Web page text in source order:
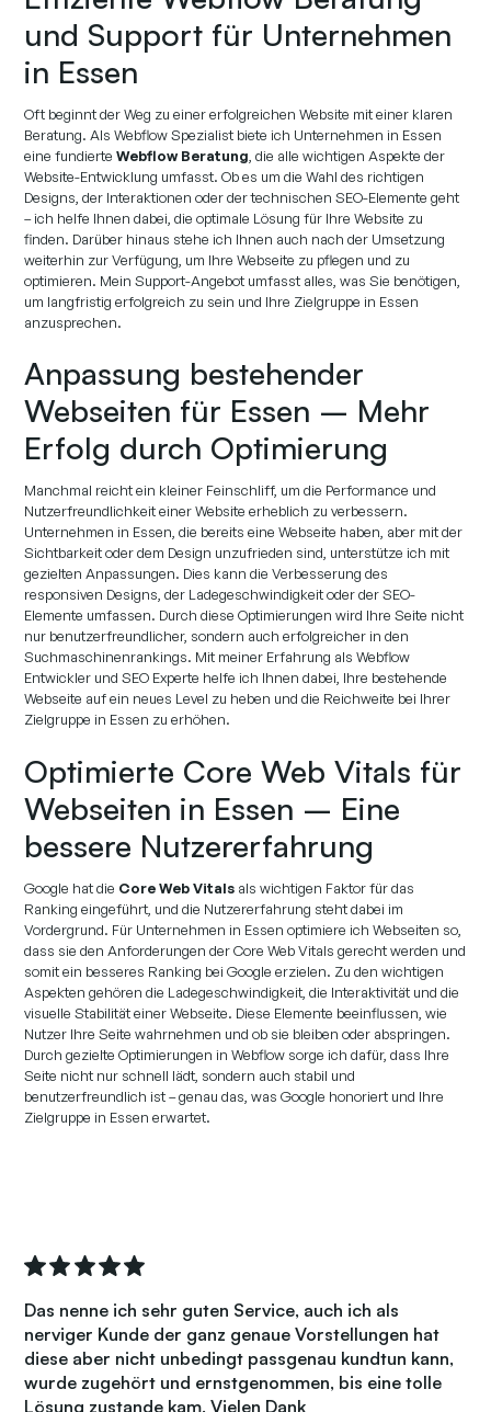
und Support für Unternehmen
in Essen
Oft beginnt der Weg zu einer erfolgreichen Website mit einer klaren
Beratung. Als Webflow Spezialist biete ich Unternehmen in Essen
eine fundierteWebflow Beratung , die alle wichtigen Aspekte der
Website-Entwicklung umfasst. Ob es um die Wahl des richtigen
Designs, der Interaktionen oder der technischen SEO-Elemente geht
– ich helfe Ihnen dabei, die optimale Lösung für Ihre Website zu
finden. Darüber hinaus stehe ich Ihnen auch nach der Umsetzung
weiterhin zur Verfügung, um Ihre Webseite zu pflegen und zu
optimieren. Mein Support-Angebot umfasst alles, was Sie benötigen,
um langfristig erfolgreich zu sein und Ihre Zielgruppe in Essen
anzusprechen.
Anpassung bestehender
Webseiten für Essen – Mehr
Erfolg durch Optimierung
Manchmal reicht ein kleiner Feinschliff, um die Performance und
Nutzerfreundlichkeit einer Website erheblich zu verbessern.
Unternehmen in Essen, die bereits eine Webseite haben, aber mit der
Sichtbarkeit oder dem Design unzufrieden sind, unterstütze ich mit
gezielten Anpassungen. Dies kann die Verbesserung des
responsiven Designs, der Ladegeschwindigkeit oder der SEO-
Elemente umfassen. Durch diese Optimierungen wird Ihre Seite nicht
nur benutzerfreundlicher, sondern auch erfolgreicher in den
Suchmaschinenrankings. Mit meiner Erfahrung als Webflow
Entwickler und SEO Experte helfe ich Ihnen dabei, Ihre bestehende
Webseite auf ein neues Level zu heben und die Reichweite bei Ihrer
Zielgruppe in Essen zu erhöhen.
Optimierte Core Web Vitals für
Webseiten in Essen – Eine
bessere Nutzererfahrung
Google hat die Core Web Vitals als wichtigen Faktor für das
Ranking eingeführt, und die Nutzererfahrung steht dabei im
Vordergrund. Für Unternehmen in Essen optimiere ich Webseiten so,
dass sie den Anforderungen der Core Web Vitals gerecht werden und
somit ein besseres Ranking bei Google erzielen. Zu den wichtigen
Aspekten gehören die Ladegeschwindigkeit, die Interaktivität und die
visuelle Stabilität einer Webseite. Diese Elemente beeinflussen, wie
Nutzer Ihre Seite wahrnehmen und ob sie bleiben oder abspringen.
Durch gezielte Optimierungen in Webflow sorge ich dafür, dass Ihre
Seite nicht nur schnell lädt, sondern auch stabil und
benutzerfreundlich ist – genau das, was Google honoriert und Ihre
Zielgruppe in Essen erwartet.
Das nenne ich sehr guten Service, auch ich als
nerviger Kunde der ganz genaue Vorstellungen hat
diese aber nicht unbedingt passgenau kundtun kann,
wurde zugehört und ernstgenommen, bis eine tolle
Lösung zustande kam. Vielen Dank